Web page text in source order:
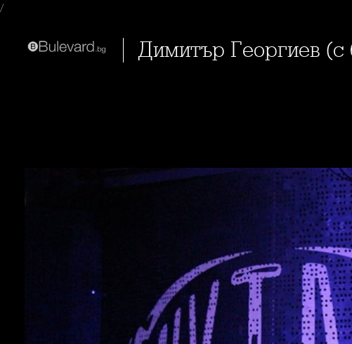
/
Димитър Георгиев